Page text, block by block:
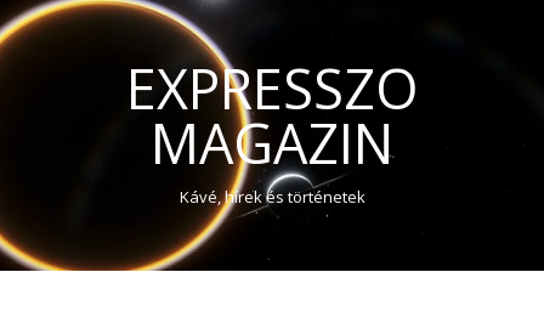
EXPRESSZO
MAGAZIN
Kávé, hírek és történetek